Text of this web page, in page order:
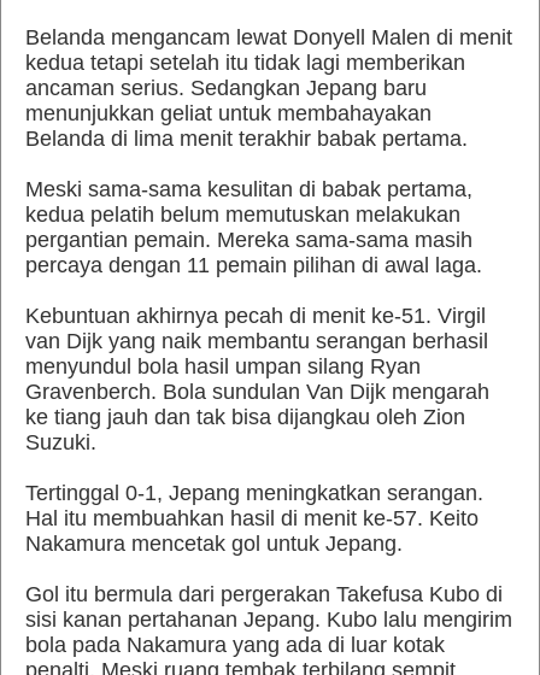
Belanda mengancam lewat Donyell Malen di menit
kedua tetapi setelah itu tidak lagi memberikan
ancaman serius. Sedangkan Jepang baru
menunjukkan geliat untuk membahayakan
Belanda di lima menit terakhir babak pertama.
Meski sama-sama kesulitan di babak pertama,
kedua pelatih belum memutuskan melakukan
pergantian pemain. Mereka sama-sama masih
percaya dengan 11 pemain pilihan di awal laga.
Kebuntuan akhirnya pecah di menit ke-51. Virgil
van Dijk yang naik membantu serangan berhasil
menyundul bola hasil umpan silang Ryan
Gravenberch. Bola sundulan Van Dijk mengarah
ke tiang jauh dan tak bisa dijangkau oleh Zion
Suzuki.
Tertinggal 0-1, Jepang meningkatkan serangan.
Hal itu membuahkan hasil di menit ke-57. Keito
Nakamura mencetak gol untuk Jepang.
Gol itu bermula dari pergerakan Takefusa Kubo di
sisi kanan pertahanan Jepang. Kubo lalu mengirim
bola pada Nakamura yang ada di luar kotak
penalti. Meski ruang tembak terbilang sempit